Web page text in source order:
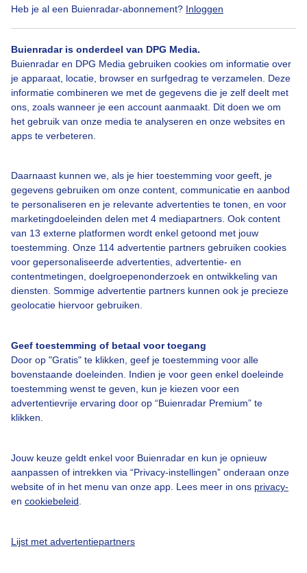
Heb je al een Buienradar-abonnement? Inloggen
Buienradar is onderdeel van DPG Media.
Buienradar en DPG Media gebruiken cookies om informatie over
je apparaat, locatie, browser en surfgedrag te verzamelen. Deze
informatie combineren we met de gegevens die je zelf deelt met
ons, zoals wanneer je een account aanmaakt. Dit doen we om
het gebruik van onze media te analyseren en onze websites en
apps te verbeteren.
Daarnaast kunnen we, als je hier toestemming voor geeft, je
gegevens gebruiken om onze content, communicatie en aanbod
te personaliseren en je relevante advertenties te tonen, en voor
marketingdoeleinden delen met 4 mediapartners. Ook content
van 13 externe platformen wordt enkel getoond met jouw
toestemming. Onze 114 advertentie partners gebruiken cookies
voor gepersonaliseerde advertenties, advertentie- en
contentmetingen, doelgroepenonderzoek en ontwikkeling van
diensten. Sommige advertentie partners kunnen ook je precieze
geolocatie hiervoor gebruiken.
Geef toestemming of betaal voor toegang
Door op "Gratis" te klikken, geef je toestemming voor alle
bovenstaande doeleinden. Indien je voor geen enkel doeleinde
toestemming wenst te geven, kun je kiezen voor een
advertentievrije ervaring door op “Buienradar Premium” te
klikken.
Jouw keuze geldt enkel voor Buienradar en kun je opnieuw
aanpassen of intrekken via “Privacy-instellingen” onderaan onze
website of in het menu van onze app. Lees meer in ons privacy-
en cookiebeleid
Lijst met advertentiepartners
Gemaakt: 11-06-2026, 69x bekeken
Een moment geduld aub...
Over Buienradar
Veelgestelde vragen
Contact
Toegankelijkheid
Adverteren
Buienradar Team
Privacy beleid
Privacy instellingen